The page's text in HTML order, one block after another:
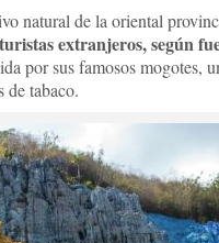
natural de la oriental
extranjeros, según
por sus famosos mogotes,
de tabaco.